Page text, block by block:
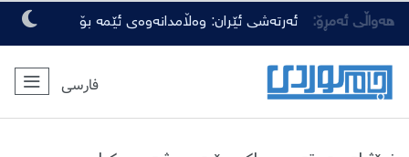
هەواڵی ئەمڕۆ: ئەرتەشی ئێران: وەڵامدانەوەی ئێمە بۆ
هەرچەشنە دەستدرێژیەکی دوژمنان، توندتر
و کەمەرشکێنتر دەبێت
فارسی